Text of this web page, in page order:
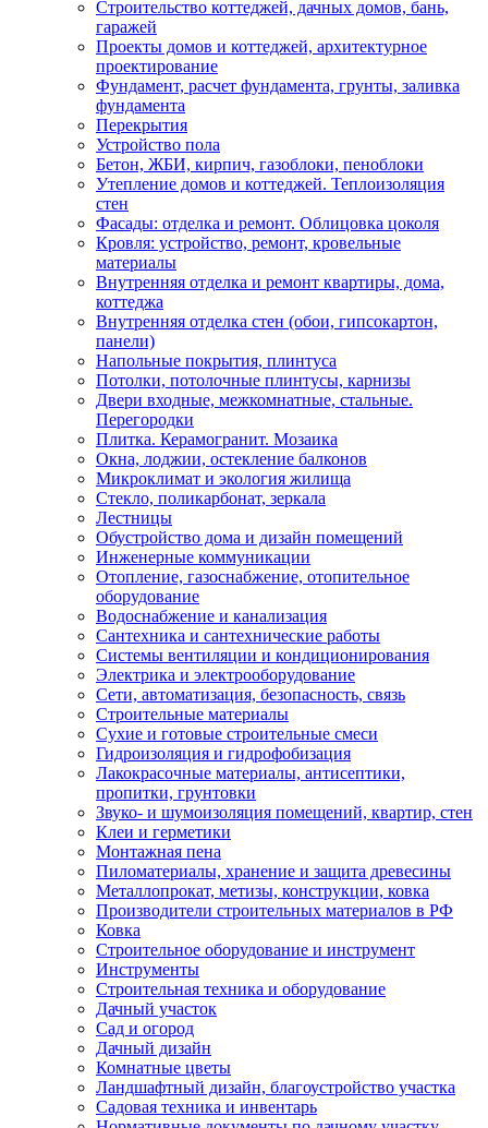
Строительство коттеджей, дачных домов, бань,
гаражей
Проекты домов и коттеджей, архитектурное
проектирование
Фундамент, расчет фундамента, грунты, заливка
фундамента
Перекрытия
Устройство пола
Бетон, ЖБИ, кирпич, газоблоки, пеноблоки
Утепление домов и коттеджей. Теплоизоляция
стен
Фасады: отделка и ремонт. Облицовка цоколя
Кровля: устройство, ремонт, кровельные
материалы
Внутренняя отделка и ремонт квартиры, дома,
коттеджа
Внутренняя отделка стен (обои, гипсокартон,
панели)
Напольные покрытия, плинтуса
Потолки, потолочные плинтусы, карнизы
Двери входные, межкомнатные, стальные.
Перегородки
Плитка. Керамогранит. Мозаика
Окна, лоджии, остекление балконов
Микроклимат и экология жилища
Стекло, поликарбонат, зеркала
Лестницы
Обустройство дома и дизайн помещений
Инженерные коммуникации
Отопление, газоснабжение, отопительное
оборудование
Водоснабжение и канализация
Сантехника и сантехнические работы
Системы вентиляции и кондиционирования
Электрика и электрооборудование
Сети, автоматизация, безопасность, связь
Строительные материалы
Сухие и готовые строительные смеси
Гидроизоляция и гидрофобизация
Лакокрасочные материалы, антисептики,
пропитки, грунтовки
Звуко- и шумоизоляция помещений, квартир, стен
Клеи и герметики
Монтажная пена
Пиломатериалы, хранение и защита древесины
Металлопрокат, метизы, конструкции, ковка
Производители строительных материалов в РФ
Ковка
Строительное оборудование и инструмент
Инструменты
Строительная техника и оборудование
Дачный участок
Сад и огород
Дачный дизайн
Комнатные цветы
Ландшафтный дизайн, благоустройство участка
Садовая техника и инвентарь